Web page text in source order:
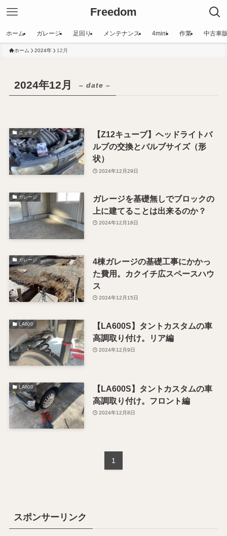
Freedom
ホーム ガレージ 足回り メンテナンス 4mini 作業 中古車
ホーム 2024年 12月
2024年12月 – date –
ニッサン
【Z12キューブ】ヘッドライトバ
ルブの交換とバルブサイズ（形
状）
2024年12月29日
ガレージ
ガレージを基礎無しでブロックの
上に建てることは出来るのか？
2024年12月18日
ガレージ
4棟ガレージの基礎工事にかかっ
た費用。カクイチ広スペースハウ
ス
2024年12月15日
LA600
【LA600S】タントカスタムの車
高調取り付け。リア編
2024年12月9日
LA600
【LA600S】タントカスタムの車
高調取り付け。フロント編
2024年12月8日
1
スポンサーリンク